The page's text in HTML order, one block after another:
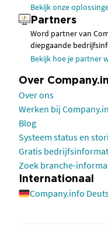
Bekijk onze
Partners
Word partner van
diepgaande
Bekijk hoe je partner
Over
Over ons
Werken bij
Blog
Systeem status en
Gratis
Zoek branche-
Internationaal
Company.info